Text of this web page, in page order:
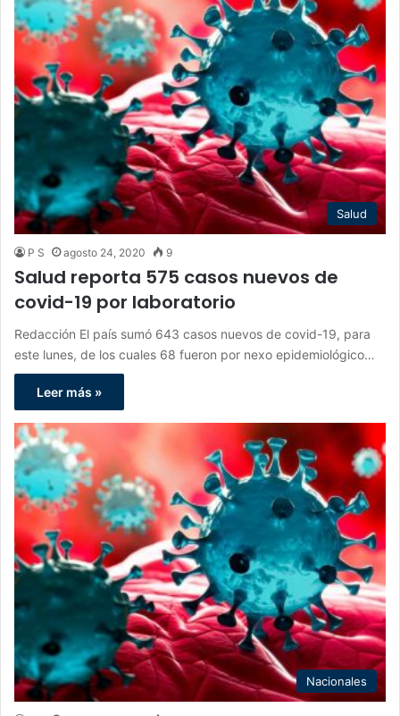
Salud
P S agosto 24, 2020 9
Salud reporta 575 casos nuevos de
covid-19 por laboratorio
Redacción El país sumó 643 casos nuevos de covid-19, para
este lunes, de los cuales 68 fueron por nexo epidemiológico…
Leer más »
Nacionales